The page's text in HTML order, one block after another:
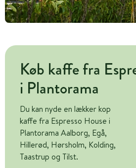
Køb kaffe fra
i Plantorama
Du kan nyde en lækker kop
kaffe fra Espresso House i
Plantorama Aalborg, Egå,
Hillerød, Hørsholm, Kolding,
Taastrup og Tilst.